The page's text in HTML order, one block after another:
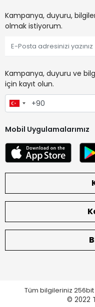
Kampanya, duyuru,
olmak istiyorum.
Kampanya, duyuru ve
için kayıt olun.
Mobil Uygulamalarımız
Tüm bilgileriniz 256bit
© 2022